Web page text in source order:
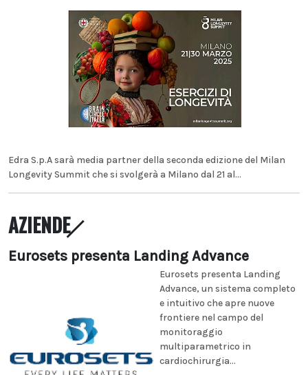
Edra S.p.A sarà media partner della seconda edizione del Milan
Longevity Summit che si svolgerà a Milano dal 21 al...
AZIENDE
Eurosets presenta Landing Advance
Eurosets presenta Landing
Advance, un sistema completo
e intuitivo che apre nuove
frontiere nel campo del
monitoraggio
multiparametrico in
cardiochirurgia...